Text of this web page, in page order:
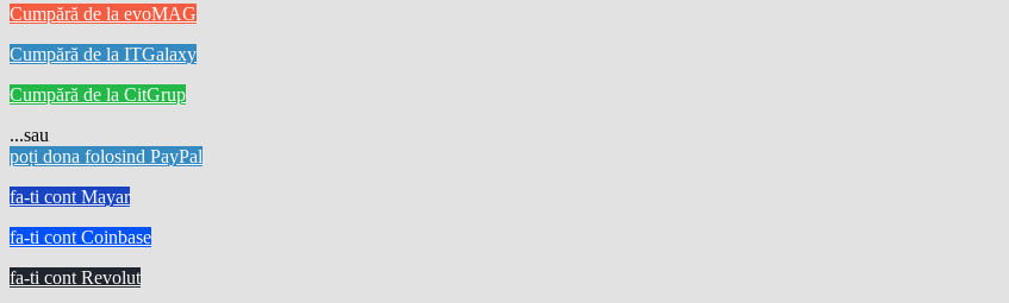
Cumpără de la evoMAG
Cumpără de la ITGalaxy
Cumpără de la CitGrup
...sau
poți dona folosind PayPal
fa-ti cont Mayar
fa-ti cont Coinbase
fa-ti cont Revolut